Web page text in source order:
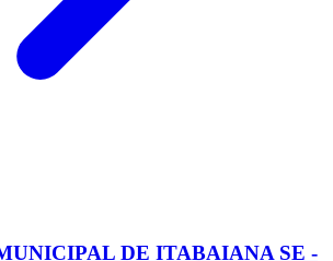
DE ITABAIANA SE -